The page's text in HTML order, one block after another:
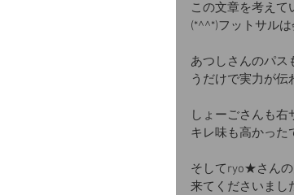
この文章を考えて
(*^^*)フットサル
あつしさんのパス
うだけで実力が
しょーごさんも
キレ味も高かった
そしてryo★さんの
来てくださいまし